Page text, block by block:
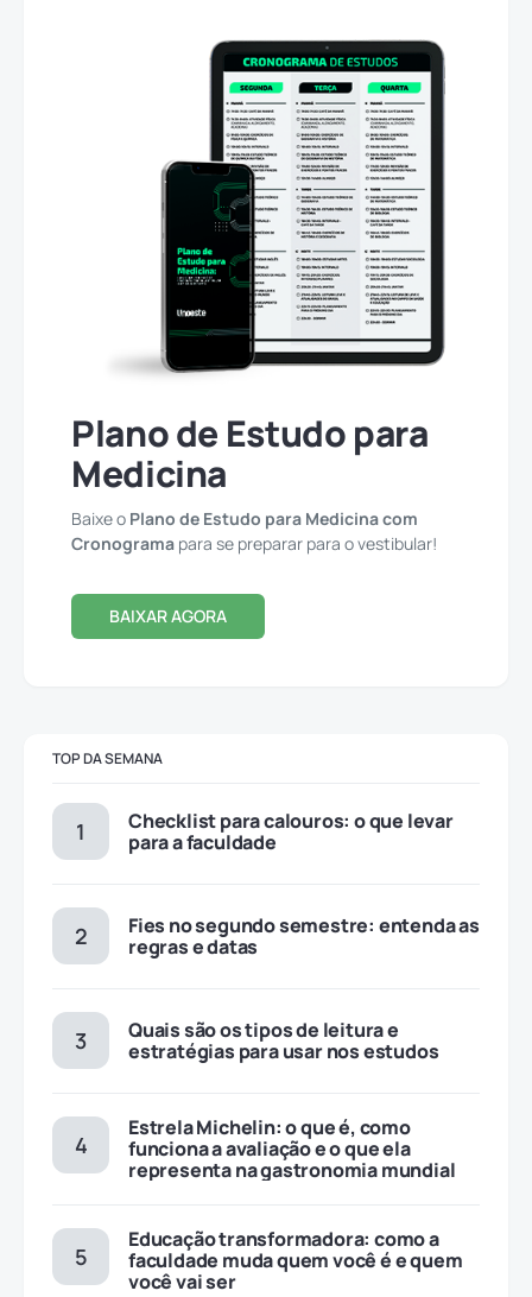
Plano de Estudo para
Medicina
Baixe o Plano de Estudo para Medicina com
Cronograma para se preparar para o vestibular!
BAIXAR AGORA
TOP DA SEMANA
Checklist para calouros: o que levar
para a faculdade
Fies no segundo semestre: entenda as
regras e datas
Quais são os tipos de leitura e
estratégias para usar nos estudos
Estrela Michelin: o que é, como
funciona a avaliação e o que ela
representa na gastronomia mundial
Educação transformadora: como a
faculdade muda quem você é e quem
você vai ser